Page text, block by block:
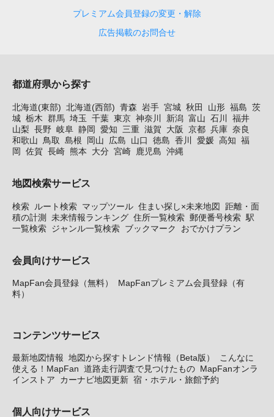
プレミアム会員登録の変更・解除
広告掲載のお問合せ
都道府県から探す
北海道(東部) 北海道(西部) 青森 岩手 宮城 秋田 山形 福島 茨
城 栃木 群馬 埼玉 千葉 東京 神奈川 新潟 富山 石川
福井
山梨 長野 岐阜 静岡 愛知 三重 滋賀 大阪 京都 兵庫 奈良
和歌山
鳥取 島根 岡山 広島 山口 徳島 香川 愛媛 高知 福
岡
佐賀 長崎 熊本 大分 宮崎 鹿児島 沖縄
地図検索サービス
検索 ルート検索 マップツール 住まい探し×未来地図
距離・面
積の計測 未来情報ランキング 住所一覧検索 郵便番号検索 駅
一覧検索 ジャンル一覧検索 ブックマーク おでかけプラン
会員向けサービス
MapFan会員登録（無料）
MapFanプレミアム会員登録（有
料）
コンテンツサービス
最新地図情報 地図から探すトレンド情報（Beta版）
こんなに
使える！MapFan 道路走行調査で見つけたもの MapFanオンラ
インストア
カーナビ地図更新 宿・ホテル・旅館予約
個人向けサービス